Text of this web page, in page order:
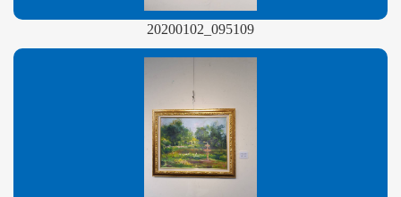
20200102_095109